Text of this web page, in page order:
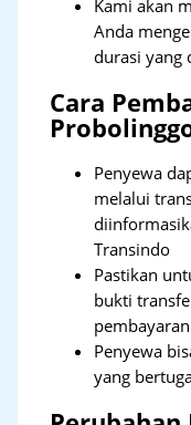
Kami akan
Anda
durasi yang
Cara
Penyewa
melalui
Transindo
Pastikan
bukti
Penyewa
yang